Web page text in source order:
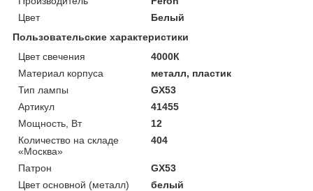
Цвет
Белый
Пользовательские характеристики
Цвет свечения
4000К
Материал корпуса
металл, пластик
Тип лампы
GX53
Артикул
41455
Мощность, Вт
12
Количество на складе
«Москва»
404
Патрон
GX53
Цвет основной (металл)
белый